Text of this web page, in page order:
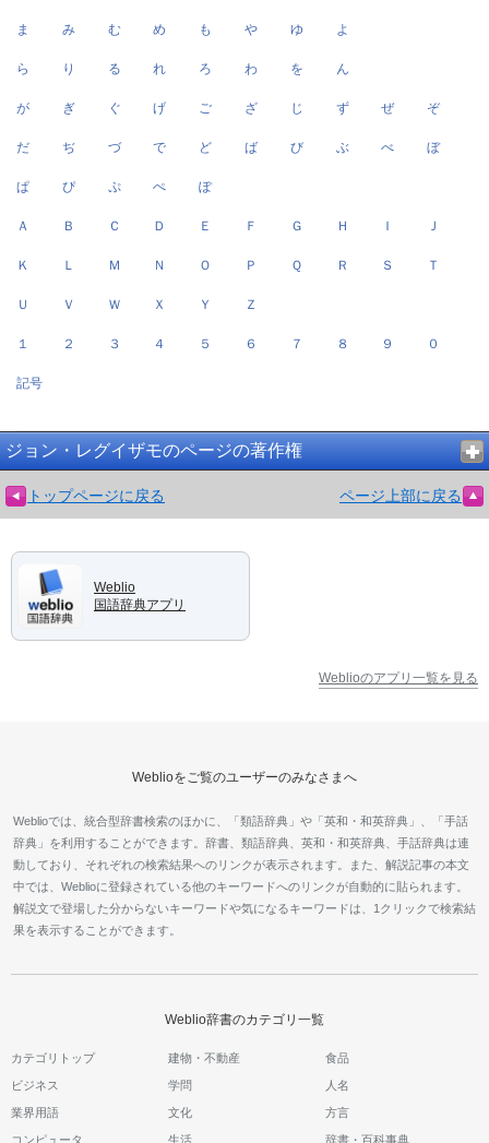
ま み む め も や ゆ よ
ら り る れ ろ わ を ん
が ぎ ぐ げ ご ざ じ ず ぜ ぞ
だ ぢ づ で ど ば び ぶ べ ぼ
ぱ ぴ ぷ ぺ ぽ
Ａ Ｂ Ｃ Ｄ Ｅ Ｆ Ｇ Ｈ Ｉ Ｊ
Ｋ Ｌ Ｍ Ｎ Ｏ Ｐ Ｑ Ｒ Ｓ Ｔ
Ｕ Ｖ Ｗ Ｘ Ｙ Ｚ
１ ２ ３ ４ ５ ６ ７ ８ ９ ０
記号
ジョン・レグイザモのページの著作権
トップページに戻る ページ上部に戻る
Weblio
国語辞典アプリ
Weblioのアプリ一覧を見る
Weblioをご覧のユーザーのみなさまへ
Weblioでは、統合型辞書検索のほかに、「類語辞典」や「英和・和英辞典」、「手話
辞典」を利用することができます。辞書、類語辞典、英和・和英辞典、手話辞典は連
動しており、それぞれの検索結果へのリンクが表示されます。また、解説記事の本文
中では、Weblioに登録されている他のキーワードへのリンクが自動的に貼られます。
解説文で登場した分からないキーワードや気になるキーワードは、1クリックで検索結
果を表示することができます。
Weblio辞書のカテゴリ一覧
カテゴリトップ 建物・不動産 食品
ビジネス 学問 人名
業界用語 文化 方言
コンピュータ 生活 辞書・百科事典